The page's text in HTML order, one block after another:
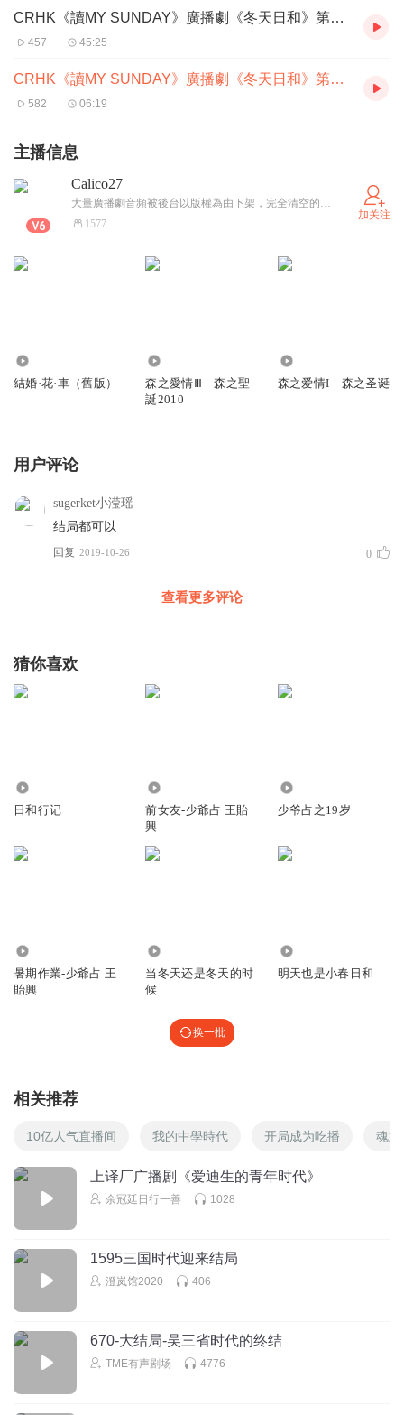
CRHK《讀MY SUNDAY》廣播劇《冬天日和》第9集 Prisoner of Love
457 45:25
CRHK《讀MY SUNDAY》廣播劇《冬天日和》第10集_大結局 他們的時代
582 06:19
主播信息
Calico27
大量廣播劇音頻被後台以版權為由下架，完全清空的專輯已刪除不再保留，斷集數的也無法補充了，各位隨緣聽~
1577
加关注
結婚·花·車（舊版）
森之愛情Ⅲ—森之聖
誕2010
森之爱情I—森之圣诞
用户评论
sugerket小滢瑶
结局都可以
回复 2019-10-26 0
查看更多评论
猜你喜欢
日和行记
前女友-少爺占 王貽
興
少爷占之19岁
暑期作業-少爺占 王
貽興
当冬天还是冬天的时
候
明天也是小春日和
换一批
相关推荐
10亿人气直播间 我的中學時代 开局成为吃播 魂武
上译厂广播剧《爱迪生的青年时代》
余冠廷日行一善 1028
1595三国时代迎来结局
澄岚馆2020 406
670-大结局-吴三省时代的终结
TME有声剧场 4776